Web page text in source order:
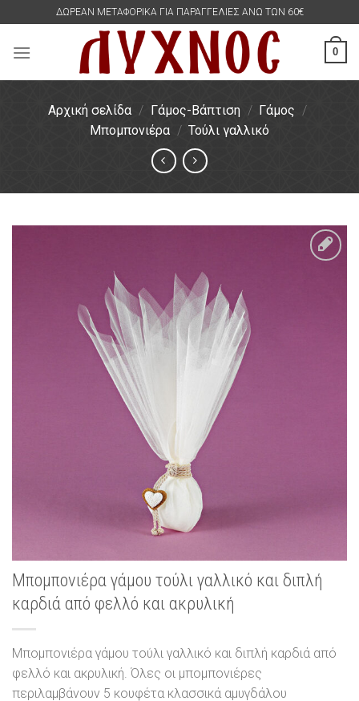
content
ΔΩΡΕΑΝ ΜΕΤΑΦΟΡΙΚΑ ΓΙΑ ΠΑΡΑΓΓΕΛΙΕΣ ΑΝΩ ΤΩΝ 60€
0
Αρχική σελίδα / Γάμος-Βάπτιση / Γάμος /
Μπομπονιέρα / Τούλι γαλλικό
Μπομπονιέρα γάμου τούλι γαλλικό και διπλή
καρδιά από φελλό και ακρυλική
Μπομπονιέρα γάμου τούλι γαλλικό και διπλή καρδιά από
φελλό και ακρυλική. Όλες οι μπομπονιέρες
περιλαμβάνουν 5 κουφέτα κλασσικά αμυγδάλου